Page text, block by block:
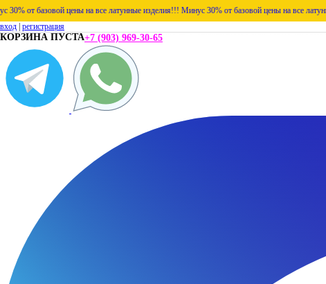
цены на все латунные изделия!!! Минус 30% от базовой цены на все латунные
вход регистрация
КОРЗИНА ПУСТА+7 (903) 969-30-65